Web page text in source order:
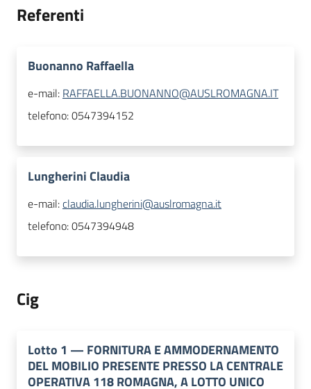
Referenti
Buonanno Raffaella
e-mail: RAFFAELLA.BUONANNO@AUSLROMAGNA.IT
telefono:0547394152
Lungherini Claudia
e-mail:claudia.lungherini@auslromagna.it
telefono:0547394948
Cig
Lotto 1 — FORNITURA E AMMODERNAMENTO
DEL MOBILIO PRESENTE PRESSO LA CENTRALE
OPERATIVA 118 ROMAGNA, A LOTTO UNICO